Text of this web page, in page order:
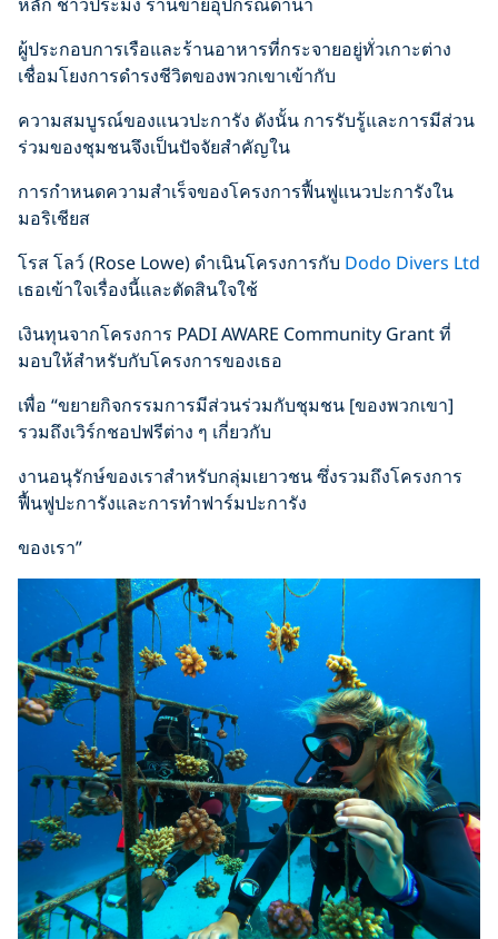
ผู้ประกอบการเรือและร้านอาหารที่กระจายอยู่ทั่วเกาะต่าง
เชื่อมโยงการดำรงชีวิตของพวกเขาเข้ากับ
ความสมบูรณ์ของแนวปะการัง ดังนั้น การรับรู้และการมีส่วน
ร่วมของชุมชนจึงเป็นปัจจัยสำคัญใน
การกำหนดความสำเร็จของโครงการฟื้นฟูแนวปะการังใน
มอริเชียส
โรส โลว์ (Rose Lowe) ดำเนินโครงการกับ Dodo Divers Ltd
เธอเข้าใจเรื่องนี้และตัดสินใจใช้
เงินทุนจากโครงการ PADI AWARE Community Grant ที่
มอบให้สำหรับกับโครงการของเธอ
เพื่อ “ขยายกิจกรรมการมีส่วนร่วมกับชุมชน [ของพวกเขา]
รวมถึงเวิร์กชอปฟรีต่าง ๆ เกี่ยวกับ
งานอนุรักษ์ของเราสำหรับกลุ่มเยาวชน ซึ่งรวมถึงโครงการ
ฟื้นฟูปะการังและการทำฟาร์มปะการัง
ของเรา”